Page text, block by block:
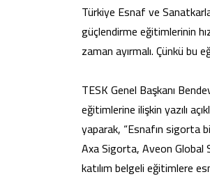
Türkiye Esnaf ve
güçlendirme eğitimlerinin
zaman ayırmalı. Çünkü bu
TESK Genel Başkanı
eğitimlerine ilişkin yazılı
yaparak, “Esnafın sigorta
Axa Sigorta, Aveon Global
katılım belgeli eğitimlere